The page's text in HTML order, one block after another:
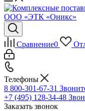
Сравнение0
Телефоны
8 800-301-67-31
+7 (495) 128-34-48
Заказать звонок